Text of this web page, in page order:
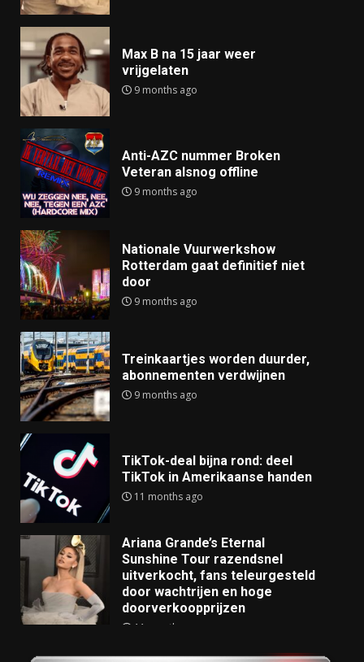
Max B na 15 jaar weer
vrijgelaten
9 months ago
Anti-AZC nummer Broken
Veteran alsnog offline
9 months ago
Nationale Vuurwerkshow
Rotterdam gaat definitief niet
door
9 months ago
Treinkaartjes worden duurder,
abonnementen verdwijnen
9 months ago
TikTok-deal bijna rond: deel
TikTok in Amerikaanse handen
11 months ago
Ariana Grande’s Eternal
Sunshine Tour razendsnel
uitverkocht, fans teleurgesteld
door wachtrijen en hoge
doorverkoopprijzen
11 months ago